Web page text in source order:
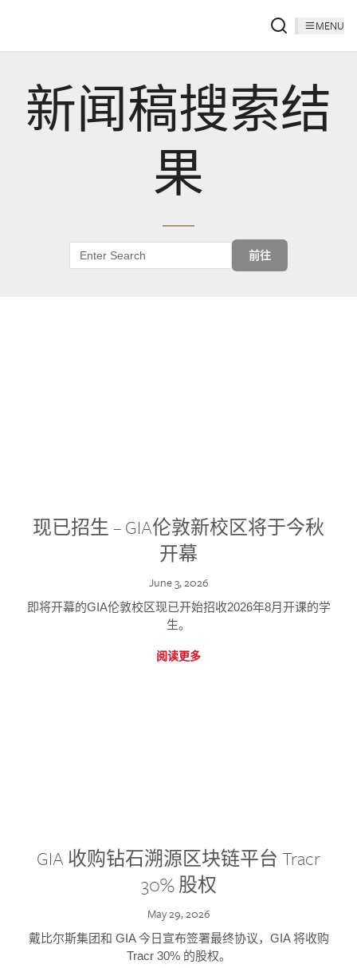
MENU
新闻稿搜索结
果
前往
现已招生 – GIA伦敦新校区将于今秋
开幕
June 3, 2026
即将开幕的GIA伦敦校区现已开始招收2026年8月开课的学
生。
阅读更多
GIA 收购钻石溯源区块链平台 Tracr
30% 股权
May 29, 2026
戴比尔斯集团和 GIA 今日宣布签署最终协议，GIA 将收购
Tracr 30% 的股权。